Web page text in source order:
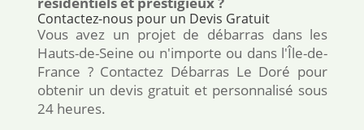
Contactez-nous pour un Devis Gratuit
Vous avez un projet de débarras dans les
Hauts-de-Seine ou n'importe ou dans l'Île-de-
France ? Contactez Débarras Le Doré pour
obtenir un devis gratuit et personnalisé sous
24 heures.